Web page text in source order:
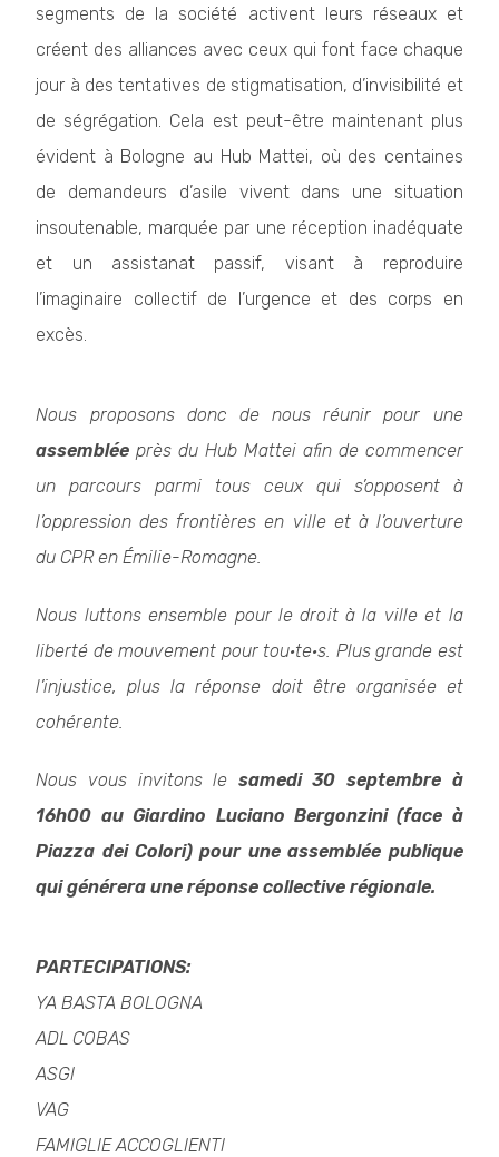
segments de la société activent leurs réseaux et
créent des alliances avec ceux qui font face chaque
jour à des tentatives de stigmatisation, d’invisibilité et
de ségrégation. Cela est peut-être maintenant plus
évident à Bologne au Hub Mattei, où des centaines
de demandeurs d’asile vivent dans une situation
insoutenable, marquée par une réception inadéquate
et un assistanat passif, visant à reproduire
l’imaginaire collectif de l’urgence et des corps en
excès.
Nous proposons donc de nous réunir pour une
assemblée près du Hub Mattei afin de commencer
un parcours parmi tous ceux qui s’opposent à
l’oppression des frontières en ville et à l’ouverture
du CPR en Émilie-Romagne.
Nous luttons ensemble pour le droit à la ville et la
liberté de mouvement pour tou·te·s. Plus grande est
l’injustice, plus la réponse doit être organisée et
cohérente.
Nous vous invitons le samedi 30 septembre à
16h00 au Giardino Luciano Bergonzini (face à
Piazza dei Colori) pour une assemblée publique
qui générera une réponse collective régionale.
PARTECIPATIONS:
YA BASTA BOLOGNA
ADL COBAS
ASGI
VAG
FAMIGLIE ACCOGLIENTI